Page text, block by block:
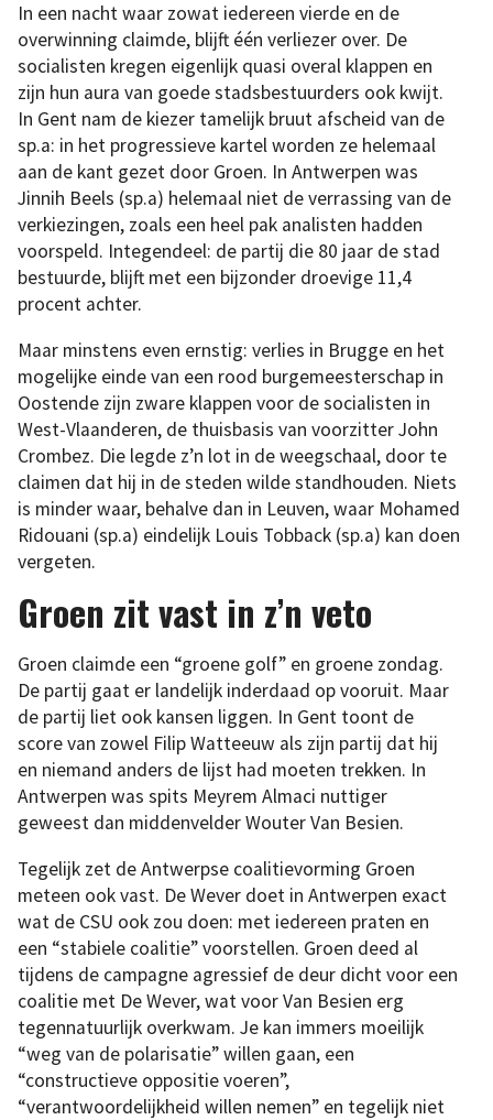
In een nacht waar zowat iedereen vierde en de
overwinning claimde, blijft één verliezer over. De
socialisten kregen eigenlijk quasi overal klappen en
zijn hun aura van goede stadsbestuurders ook kwijt.
In Gent nam de kiezer tamelijk bruut afscheid van de
sp.a: in het progressieve kartel worden ze helemaal
aan de kant gezet door Groen. In Antwerpen was
Jinnih Beels (sp.a) helemaal niet de verrassing van de
verkiezingen, zoals een heel pak analisten hadden
voorspeld. Integendeel: de partij die 80 jaar de stad
bestuurde, blijft met een bijzonder droevige 11,4
procent achter.
Maar minstens even ernstig: verlies in Brugge en het
mogelijke einde van een rood burgemeesterschap in
Oostende zijn zware klappen voor de socialisten in
West-Vlaanderen, de thuisbasis van voorzitter John
Crombez. Die legde z’n lot in de weegschaal, door te
claimen dat hij in de steden wilde standhouden. Niets
is minder waar, behalve dan in Leuven, waar Mohamed
Ridouani (sp.a) eindelijk Louis Tobback (sp.a) kan doen
vergeten.
Groen zit vast in z’n veto
Groen claimde een “groene golf” en groene zondag.
De partij gaat er landelijk inderdaad op vooruit. Maar
de partij liet ook kansen liggen. In Gent toont de
score van zowel Filip Watteeuw als zijn partij dat hij
en niemand anders de lijst had moeten trekken. In
Antwerpen was spits Meyrem Almaci nuttiger
geweest dan middenvelder Wouter Van Besien.
Tegelijk zet de Antwerpse coalitievorming Groen
meteen ook vast. De Wever doet in Antwerpen exact
wat de CSU ook zou doen: met iedereen praten en
een “stabiele coalitie” voorstellen. Groen deed al
tijdens de campagne agressief de deur dicht voor een
coalitie met De Wever, wat voor Van Besien erg
tegennatuurlijk overkwam. Je kan immers moeilijk
“weg van de polarisatie” willen gaan, een
“constructieve oppositie voeren”,
“verantwoordelijkheid willen nemen” en tegelijk niet